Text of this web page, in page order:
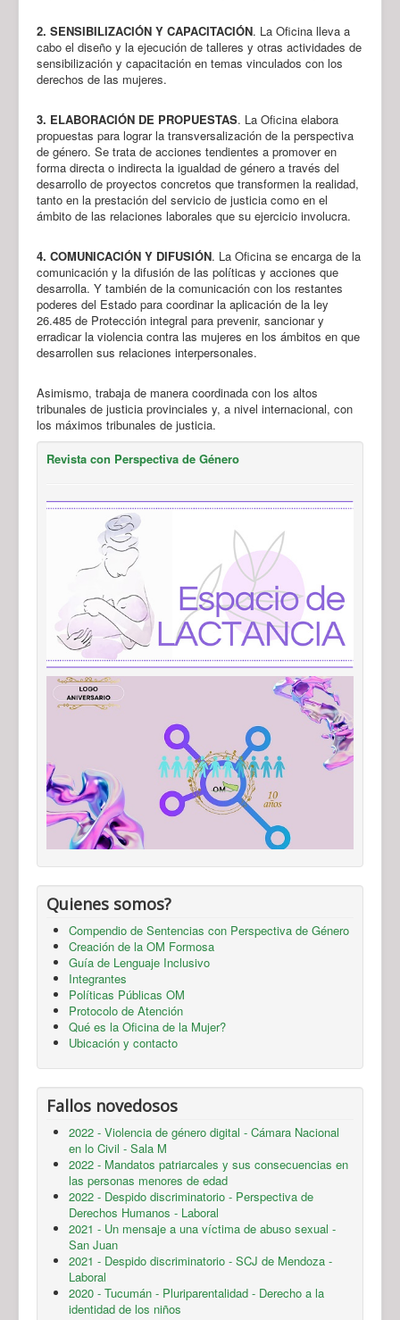
2. SENSIBILIZACIÓN Y CAPACITACIÓN. La Oficina lleva a
cabo el diseño y la ejecución de talleres y otras actividades de
sensibilización y capacitación en temas vinculados con los
derechos de las mujeres.
3. ELABORACIÓN DE PROPUESTAS. La Oficina elabora
propuestas para lograr la transversalización de la perspectiva
de género. Se trata de acciones tendientes a promover en
forma directa o indirecta la igualdad de género a través del
desarrollo de proyectos concretos que transformen la realidad,
tanto en la prestación del servicio de justicia como en el
ámbito de las relaciones laborales que su ejercicio involucra.
4. COMUNICACIÓN Y DIFUSIÓN. La Oficina se encarga de la
comunicación y la difusión de las políticas y acciones que
desarrolla. Y también de la comunicación con los restantes
poderes del Estado para coordinar la aplicación de la ley
26.485 de Protección integral para prevenir, sancionar y
erradicar la violencia contra las mujeres en los ámbitos en que
desarrollen sus relaciones interpersonales.
Asimismo, trabaja de manera coordinada con los altos
tribunales de justicia provinciales y, a nivel internacional, con
los máximos tribunales de justicia.
Revista con Perspectiva de Género
Quienes somos?
Compendio de Sentencias con Perspectiva de Género
Creación de la OM Formosa
Guía de Lenguaje Inclusivo
Integrantes
Políticas Públicas OM
Protocolo de Atención
Qué es la Oficina de la Mujer?
Ubicación y contacto
Fallos novedosos
2022 - Violencia de género digital - Cámara Nacional
en lo Civil - Sala M
2022 - Mandatos patriarcales y sus consecuencias en
las personas menores de edad
2022 - Despido discriminatorio - Perspectiva de
Derechos Humanos - Laboral
2021 - Un mensaje a una víctima de abuso sexual -
San Juan
2021 - Despido discriminatorio - SCJ de Mendoza -
Laboral
2020 - Tucumán - Pluriparentalidad - Derecho a la
identidad de los niños